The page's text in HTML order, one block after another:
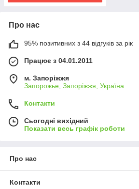
Про нас
95% позитивних з 44 відгуків за рік
Працює з 04.01.2011
м. Запоріжжя
Запорожье, Запоріжжя, Україна
Контакти
Сьогодні вихідний
Показати весь графік роботи
Про нас
Контакти